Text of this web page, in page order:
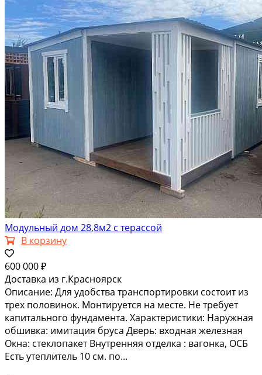
Модульный дом 28,8м2 с терассой
В корзину
600 000 ₽
Доставка из г.Красноярск
Описание: Для удобства транспортировки состоит из
трех половинок. Монтируется на месте. Не требует
капитального фундамента. Характеристики: Наружная
обшивка: имитация бруса Дверь: входная железная
Окна: стеклопакет Внутренняя отделка : вагонка, ОСБ
Есть утеплитель 10 см. по...